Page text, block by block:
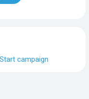
Start campaign